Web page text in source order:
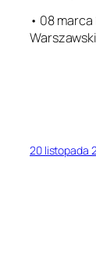
• 08
20 listopada